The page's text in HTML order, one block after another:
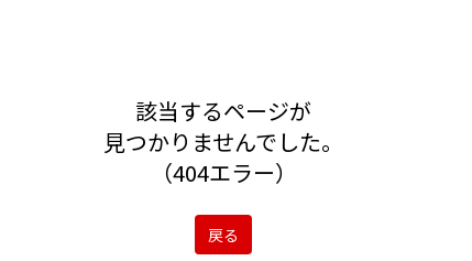
該当するページが
見つかりませんでした。
（404エラー）
戻る